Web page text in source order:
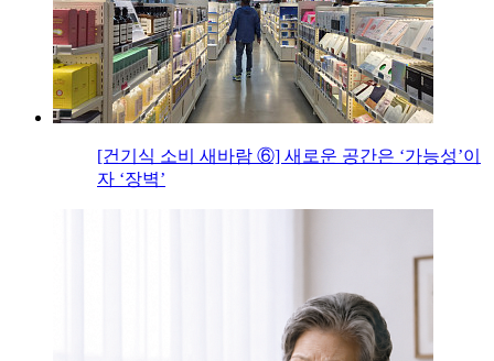
[건기식 소비 새바람 ⑥] 새로운 공간은 ‘가능성’이
자 ‘장벽’